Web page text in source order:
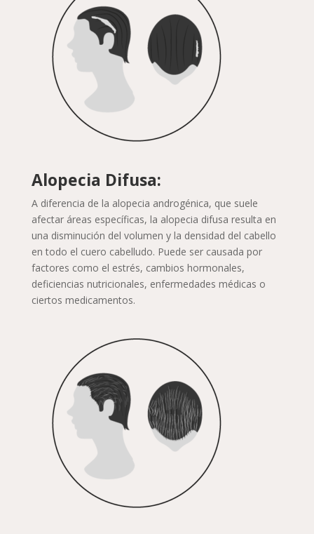
Alopecia Difusa:
A diferencia de la alopecia androgénica, que suele
afectar áreas específicas, la alopecia difusa resulta en
una disminución del volumen y la densidad del cabello
en todo el cuero cabelludo. Puede ser causada por
factores como el estrés, cambios hormonales,
deficiencias nutricionales, enfermedades médicas o
ciertos medicamentos.